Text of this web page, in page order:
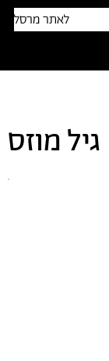
לאתר מרסל
גיל מוזס